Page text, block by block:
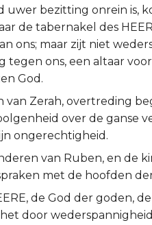
uwer bezitting onrein is,
de tabernakel des
ons; maar zijt niet
tegen ons, een altaar
God.
van Zerah, overtreding
over de ganse
ongerechtigheid.
van Ruben, en de
met de hoofden
de God der goden, de
door